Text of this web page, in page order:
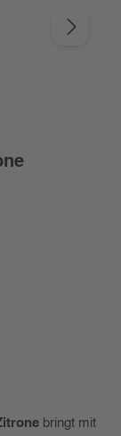
bringt mit